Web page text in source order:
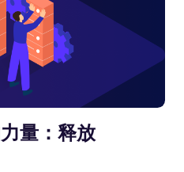
量：释放